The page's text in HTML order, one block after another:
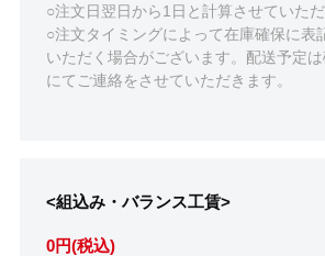
○注文日翌日から1日と計算させていただ
○注文タイミングによって在庫確保に表
いただく場合がございます。配送予定
にてご連絡をさせていただきます。
<組込み・バランス工賃>
0円(税込)